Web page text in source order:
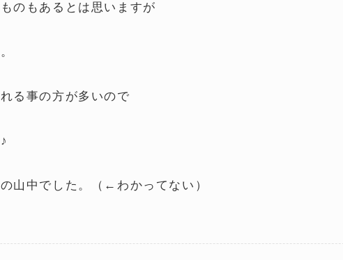
のもあるとは思いますが
る事の方が多いので
山中でした。（←わかってない）